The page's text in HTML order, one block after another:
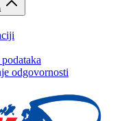
odgovornosti